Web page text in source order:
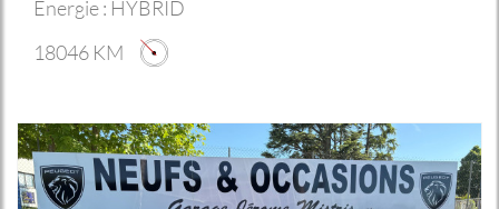
Énergie : HYBRID
18046 KM